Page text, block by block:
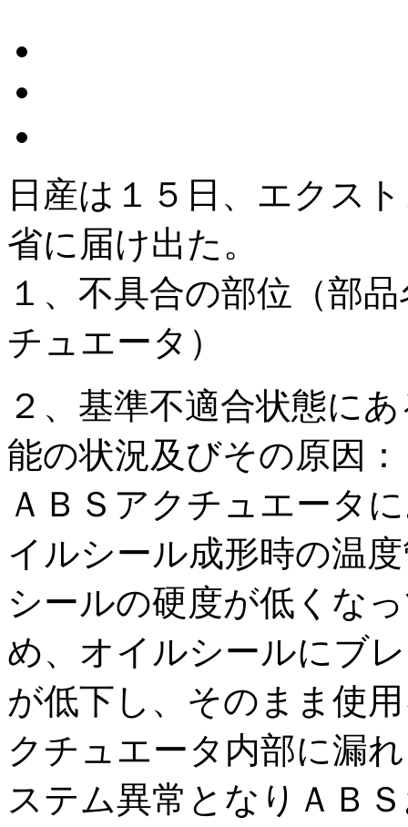
日産は１５日、エクス
省に届け出た。
１、不具合の部位（部
チュエータ）
２、基準不適合状態に
能の状況及びその原因：
ＡＢＳアクチュエータ
イルシール成形時の温
シールの硬度が低くな
め、オイルシールにブ
が低下し、そのまま使
クチュエータ内部に漏
ステム異常となりＡＢ